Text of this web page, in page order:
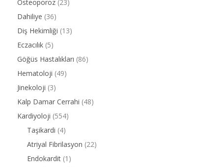
Osteoporoz (23)
Dahiliye (36)
Diş Hekimliği (13)
Eczacılık (5)
Göğüs Hastalıkları (86)
Hematoloji (49)
Jinekoloji (3)
Kalp Damar Cerrahi (48)
Kardiyoloji (554)
Taşikardi (4)
Atriyal Fibrilasyon (22)
Endokardit (1)